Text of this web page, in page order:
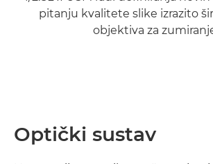
pitanju kvalitete slike izrazito
objektiva za
Optički sustav